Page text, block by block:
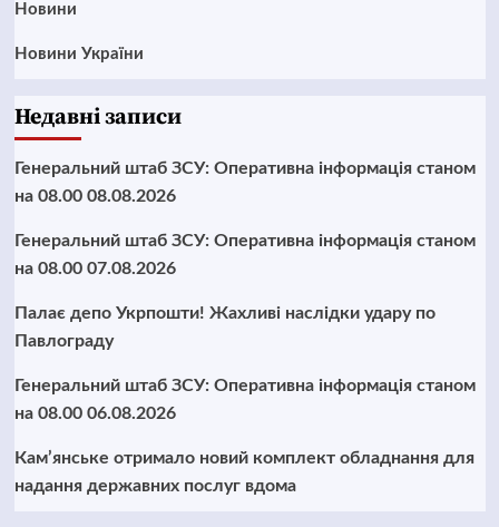
Новини
Новини України
Недавні записи
Генеральний штаб ЗСУ: Оперативна інформація станом
на 08.00 08.08.2026
Генеральний штаб ЗСУ: Оперативна інформація станом
на 08.00 07.08.2026
Палає депо Укрпошти! Жахливі наслідки удару по
Павлограду
Генеральний штаб ЗСУ: Оперативна інформація станом
на 08.00 06.08.2026
Кам’янське отримало новий комплект обладнання для
надання державних послуг вдома